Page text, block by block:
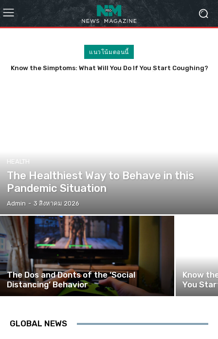
แนวโน้มตอนนี้
Know the Simptoms: What Will You Do If You Start Coughing?
HEALTH
The Healthiest Way to Behave in this
Pandemic Situation
Admin - 3 สิงหาคม 2026
The Dos and Donts of the ‘Social
Distancing’ Behavior
Know
You
GLOBAL NEWS